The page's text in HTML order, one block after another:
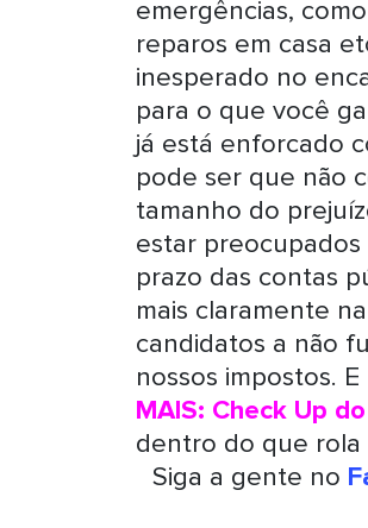
emergências,
reparos em casa
inesperado no
para o que você
já está enforcado
pode ser que não
tamanho do
estar
prazo das contas
mais claramente
candidatos a não
nossos impostos.
MAIS: Check Up
dentro do que rola
Siga a gente no